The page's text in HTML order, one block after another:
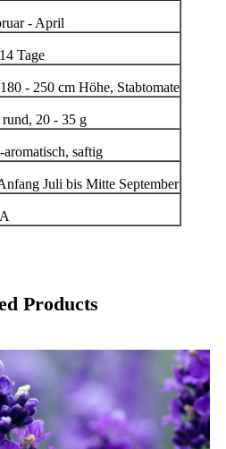
- April
Tage
- 250 cm Höhe, Stabtomate
20 - 35 g
aromatisch, saftig
Juli bis Mitte September
Products